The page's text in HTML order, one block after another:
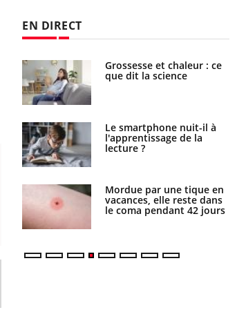
EN DIRECT
Grossesse et chaleur : ce
que dit la science
Le smartphone nuit-il à
l'apprentissage de la
lecture ?
Mordue par une tique en
vacances, elle reste dans
le coma pendant 42 jours